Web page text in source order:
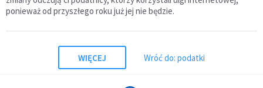
ponieważ od przyszłego roku już jej nie będzie.
WIĘCEJ Wróć do: podatki